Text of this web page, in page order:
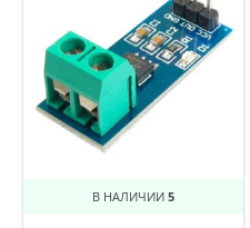
В НАЛИЧИИ 5